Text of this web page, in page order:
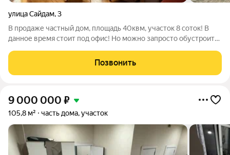
улица Сайдам,3
В продаже частный дом, площадь 40квм, участок 8 соток! В
данное время стоит под офис! Но можно запросто обустроить
находится в закрытом коттеджном мкр Сайдам по Намскому
тракту, шлагбаум,
Позвонить
9 000 000 ₽
105,8 м² часть дома, участок